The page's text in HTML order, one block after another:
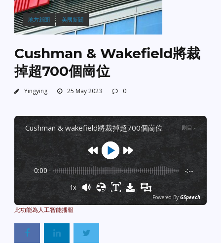
地方新聞 美國新聞
Cushman & Wakefield將裁
掉超700個崗位
Yingying 25 May 2023 0
cushman & wakefield將裁掉超700個崗位 剧目 :-
0:00 -:--
1x
Powered By GSpeech